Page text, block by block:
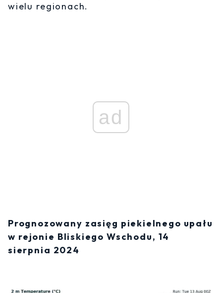
wielu regionach.
ad
Prognozowany zasięg piekielnego upału
w rejonie Bliskiego Wschodu, 14
sierpnia 2024